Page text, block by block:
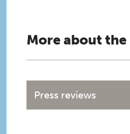
More about
Press reviews